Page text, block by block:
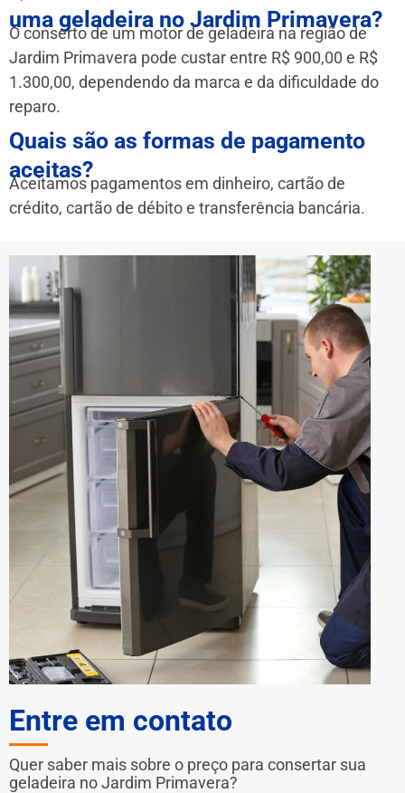
uma geladeira no Jardim Primavera?
O conserto de um motor de geladeira na região de
Jardim Primavera pode custar entre R$ 900,00 e R$
1.300,00, dependendo da marca e da dificuldade do
reparo.
Quais são as formas de pagamento
aceitas?
Aceitamos pagamentos em dinheiro, cartão de
crédito, cartão de débito e transferência bancária.
Entre em contato
Quer saber mais sobre o preço para consertar sua
geladeira no Jardim Primavera?